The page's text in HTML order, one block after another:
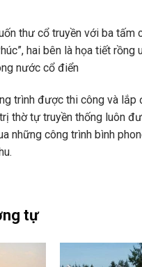
thư cổ truyền với ba tấm
hai bên là họa tiết rồng
nước cổ điển
trình được thi công và lắp
thờ tự truyền thống luôn
những công trình bình
tự